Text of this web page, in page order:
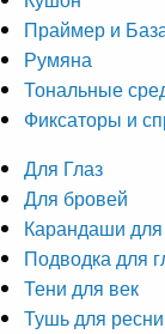
Праймер и
Румяна
Тональные
Фиксаторы и
Для Глаз
Для бровей
Карандаши для
Подводка для
Тени для век
Тушь для